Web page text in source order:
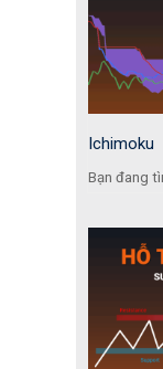
Ichimoku
Bạn đang